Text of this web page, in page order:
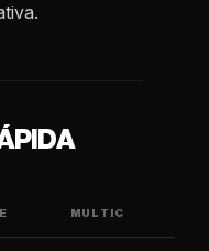
MULTIC